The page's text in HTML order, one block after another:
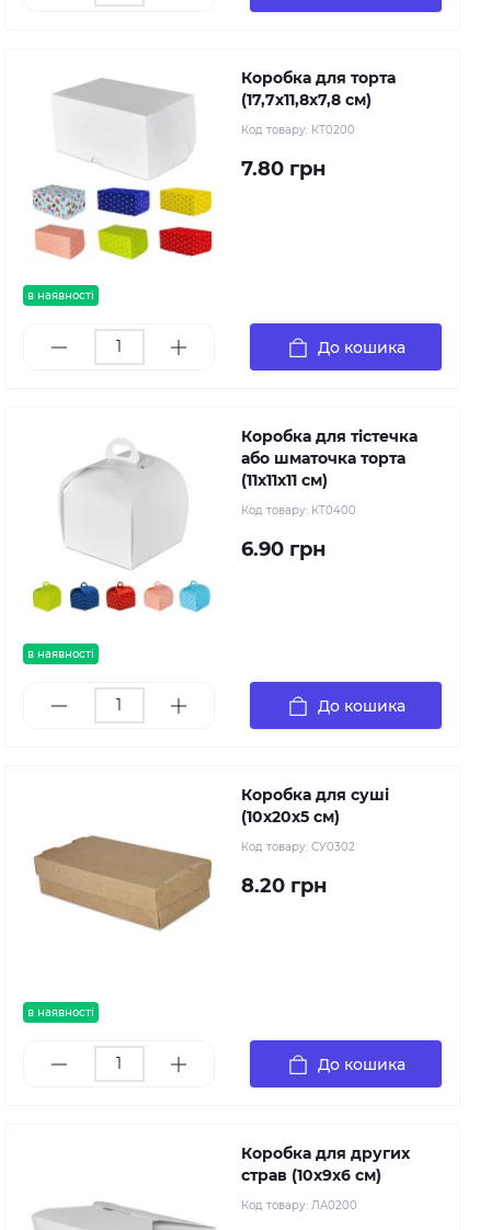
в наявності
Коробка для торта
(17,7х11,8х7,8 см)
Код товару: КТ0200
7.80 грн
До кошика
в наявності
Коробка для тістечка
або шматочка торта
(11х11х11 см)
Код товару: КТ0400
6.90 грн
До кошика
в наявності
Коробка для суші
(10х20х5 см)
Код товару: СУ0302
8.20 грн
До кошика
Коробка для других
страв (10х9х6 см)
Код товару: ЛА0200